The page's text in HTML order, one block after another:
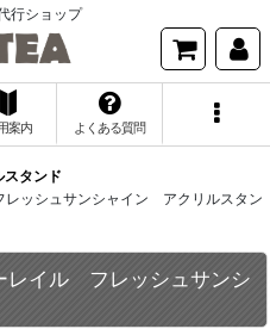
行ショップ
案内 よくある質問
スタンド
レッシュサンシャイン アクリルスタン
レイル フレッシュサンシ